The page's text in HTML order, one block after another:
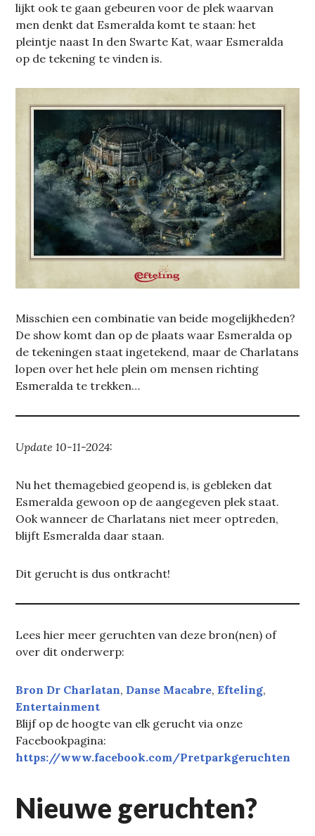
lijkt ook te gaan gebeuren voor de plek waarvan
men denkt dat Esmeralda komt te staan: het
pleintje naast In den Swarte Kat, waar Esmeralda
op de tekening te vinden is.
Misschien een combinatie van beide mogelijkheden?
De show komt dan op de plaats waar Esmeralda op
de tekeningen staat ingetekend, maar de Charlatans
lopen over het hele plein om mensen richting
Esmeralda te trekken…
Update 10-11-2024:
Nu het themagebied geopend is, is gebleken dat
Esmeralda gewoon op de aangegeven plek staat.
Ook wanneer de Charlatans niet meer optreden,
blijft Esmeralda daar staan.
Dit gerucht is dus ontkracht!
Lees hier meer geruchten van deze bron(nen) of
over dit onderwerp:
Bron Dr Charlatan, Danse Macabre, Efteling
Entertainment
Blijf op de hoogte van elk gerucht via onze
Facebookpagina:
https://www.facebook.com/Pretparkgeruchten
Nieuwe geruchten?